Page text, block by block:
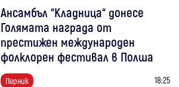
Ансамбъл “Кладница“ донесе
Голямата награда от
престижен международен
фолклорен фестивал в Полша
Перник 18:25